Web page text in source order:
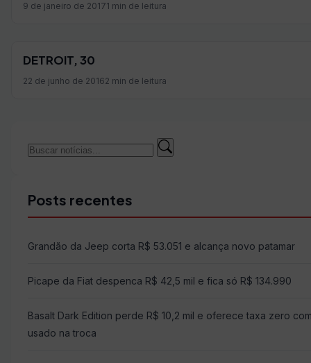
9 de janeiro de 20171 min de leitura
DETROIT, 30
22 de junho de 20162 min de leitura
Buscar
Buscar
Posts recentes
Grandão da Jeep corta R$ 53.051 e alcança novo patamar
Picape da Fiat despenca R$ 42,5 mil e fica só R$ 134.990
Basalt Dark Edition perde R$ 10,2 mil e oferece taxa zero
usado na troca